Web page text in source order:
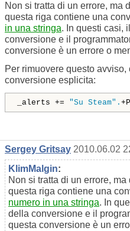
Non si tratta di un errore, ma
questa riga contiene una
in una stringa. In questi casi,
conversione e il
conversione è un errore o
Per rimuovere questo
conversione esplicita:
_alerts += "Su Steam".
Sergey Gritsay 2010.06.02
KlimMalgin:
Non si tratta di un errore,
questa riga contiene una
numero in una stringa. In
della conversione e il
questa conversione è un